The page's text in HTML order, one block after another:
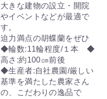
大きな建物の設立・開院
やイベントなどが最適で
す。
迫力満点の胡蝶蘭をぜひ
◆輪数:11輪程度/１本 ◆
高さ:約100㎝前後
◆生産者:自社農園/厳しい
基準を満たした農家さん
の、こだわりの逸品で